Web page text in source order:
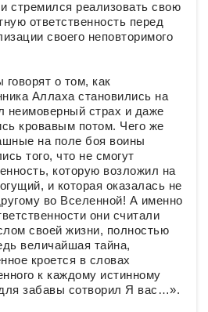
стремился реализовать свою
ответственность перед
своего неповторимого
о том, как
Аллаха становились на
неимоверный страх и даже
кровавым потом. Чего же
на поле боя воины
того, что не смогут
которую возложил на
и которая оказалась не
во Вселенной! А именно
они считали
своей жизни, полностью
величайшая тайна,
кроется в словах
к каждому истинному
забавы сотворил Я вас…».